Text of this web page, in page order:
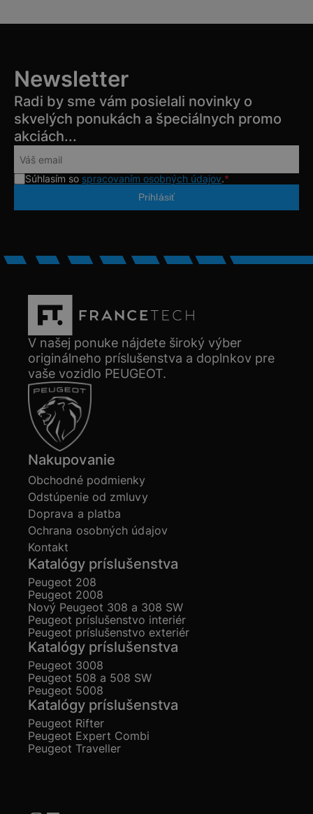
Newsletter
Radi by sme vám posielali novinky o
skvelých ponukách a špeciálnych promo
akciách...
Súhlasím so spracovaním osobných údajov.*
V našej ponuke nájdete široký výber
originálneho príslušenstva a doplnkov pre
vaše vozidlo PEUGEOT.
Nakupovanie
Obchodné podmienky
Odstúpenie od zmluvy
Doprava a platba
Ochrana osobných údajov
Kontakt
Katalógy príslušenstva
Peugeot 208
Peugeot 2008
Nový Peugeot 308 a 308 SW
Peugeot príslušenstvo interiér
Peugeot príslušenstvo exteriér
Katalógy príslušenstva
Peugeot 3008
Peugeot 508 a 508 SW
Peugeot 5008
Katalógy príslušenstva
Peugeot Rifter
Peugeot Expert Combi
Peugeot Traveller